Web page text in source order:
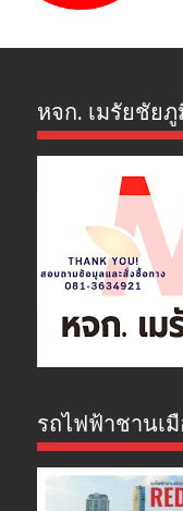
หจก. เมรัยชัยภู
รถไฟฟ้าชานเ